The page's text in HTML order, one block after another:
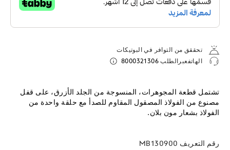
تحققق من التوافر في البوتيكات
الهاتفعبرالطلب 8000321306
تشتمل قطعة المجوهرات، المنسوجة من الجلد الأزرق، على قفل
مصنوع من الفولاذ المصقول المقاوم للصدأ مع حلقة واحدة من
الفولاذ بشعار مون بلان.
رقم التعريف MB130900